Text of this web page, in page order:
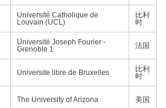
Université Catholique de
Louvain (UCL)
比利
时
Université Joseph Fourier -
Grenoble 1
法国
Universite libre de Bruxelles
比利
时
The University of Arizona 美国